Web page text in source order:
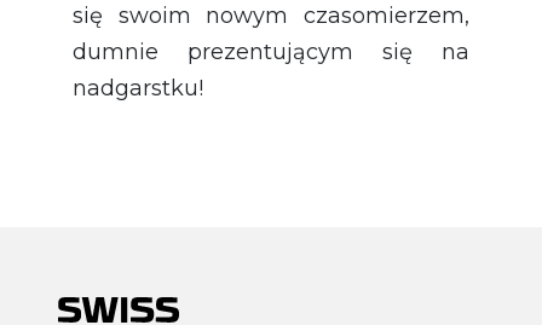
się swoim nowym czasomierzem,
dumnie prezentującym się na
nadgarstku!